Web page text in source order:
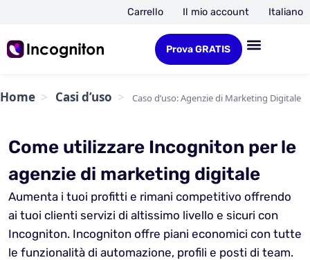
Carrello Il mio account Italiano
Prova GRATIS
Home Casi d’uso Caso d’uso: Agenzie di Marketing Digitale
Come utilizzare Incogniton per le
agenzie di marketing digitale
Aumenta i tuoi profitti e rimani competitivo offrendo
ai tuoi clienti servizi di altissimo livello e sicuri con
Incogniton. Incogniton offre piani economici con tutte
le funzionalità di automazione, profili e posti di team.